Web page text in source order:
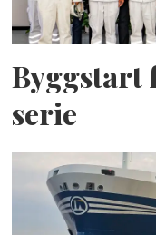
Byggstart
serie